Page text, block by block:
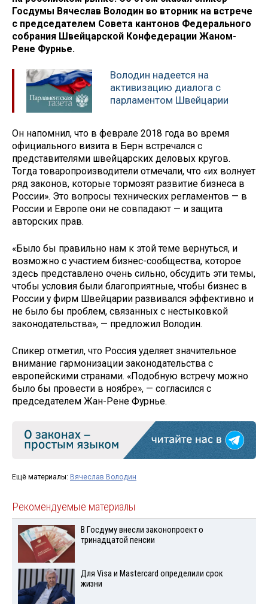
Госдумы Вячеслав Володин во вторник на встрече
с председателем Cовета кантонов Федерального
собрания Швейцарской Конфедерации Жаном-
Рене Фурнье.
Володин надеется на
активизацию диалога с
парламентом Швейцарии
Он напомнил, что в феврале 2018 года во время
официального визита в Берн встречался с
представителями швейцарских деловых кругов.
Тогда товаропроизводители отмечали, что «их волнует
ряд законов, которые тормозят развитие бизнеса в
России». Это вопросы технических регламентов — в
России и Европе они не совпадают — и защита
авторских прав.
«Было бы правильно нам к этой теме вернуться, и
возможно с участием бизнес-сообщества, которое
здесь представлено очень сильно, обсудить эти темы,
чтобы условия были благоприятные, чтобы бизнес в
России у фирм Швейцарии развивался эффективно и
не было бы проблем, связанных с нестыковкой
законодательства», — предложил Володин.
Спикер отметил, что Россия уделяет значительное
внимание гармонизации законодательства с
европейскими странами. «Подобную встречу можно
было бы провести в ноябре», — согласился с
председателем Жан-Рене Фурнье.
Ещё материалы: Вячеслав Володин
Рекомендуемые материалы
В Госдуму внесли законопроект о
тринадцатой пенсии
Для Visа и Mastercard определили срок
жизни